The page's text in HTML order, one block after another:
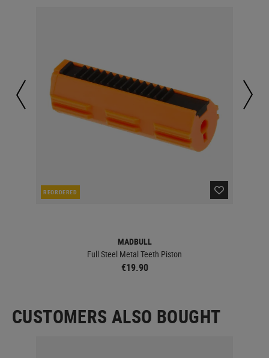
REORDERED
MADBULL
Full Steel Metal Teeth Piston
€19.90
CUSTOMERS ALSO BOUGHT